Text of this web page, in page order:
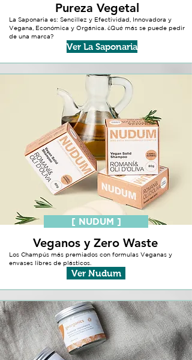
Pureza Vegetal
La Saponaria es: Sencillez y Efectividad, Innovadora y
Vegana, Económica y Orgánica. ¿Qué más se puede pedir
de una marca?
Ver La Saponaria
[ NUDUM ]
Veganos y Zero Waste
Los Champús más premiados con formulas Veganas y
envases libres de plásticos.
Ver Nudum